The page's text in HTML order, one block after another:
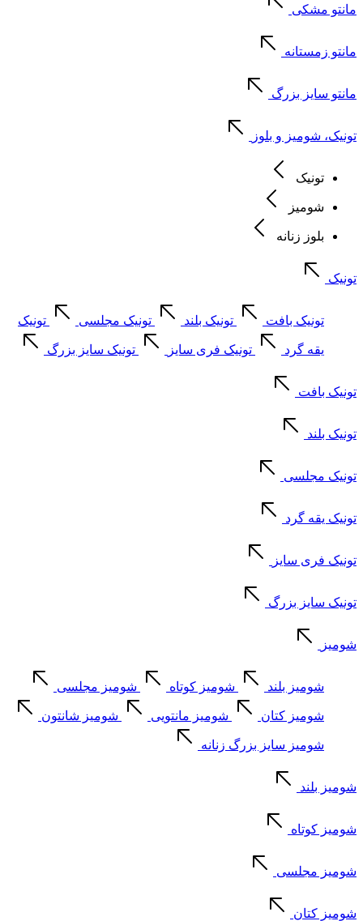
مانتو مشکی
مانتو زمستانه
مانتو سایز بزرگ
تونیک، شومیز و بلوز
تونیک
شومیز
بلوز زنانه
تونیک
تونیک بافت تونیک بلند تونیک مجلسی تونیک
یقه گرد تونیک فری سایز تونیک سایز بزرگ
تونیک بافت
تونیک بلند
تونیک مجلسی
تونیک یقه گرد
تونیک فری سایز
تونیک سایز بزرگ
شومیز
شومیز بلند شومیز کوتاه شومیز مجلسی
شومیز کتان شومیز مانتویی شومیز شانتون
شومیز سایز بزرگ زنانه
شومیز بلند
شومیز کوتاه
شومیز مجلسی
شومیز کتان